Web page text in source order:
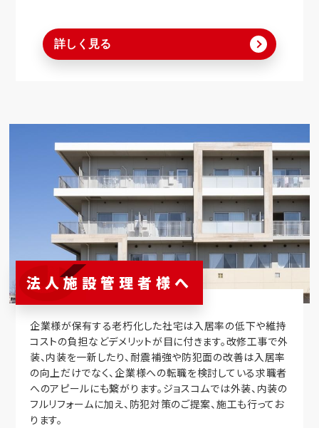
詳しく見る
法人施設管理者様へ
企業様が保有する老朽化した社宅は入居率の低下や維持
コストの負担などデメリットが目に付きます。改修工事で外
装、内装を一新したり、耐震補強や防犯面の改善は入居率
の向上だけでなく、企業様への転職を検討している求職者
へのアピールにも繋がります。ジョスコムでは外装、内装の
フルリフォームに加え、防犯対策のご提案、施工も行ってお
ります。